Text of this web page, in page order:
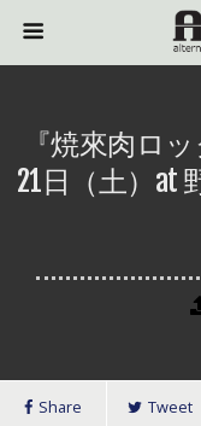
『焼來肉ロ
21日（土）at
Share Tweet